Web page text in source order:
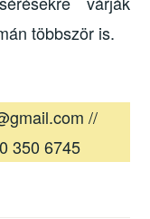
többször is.
//
350 6745